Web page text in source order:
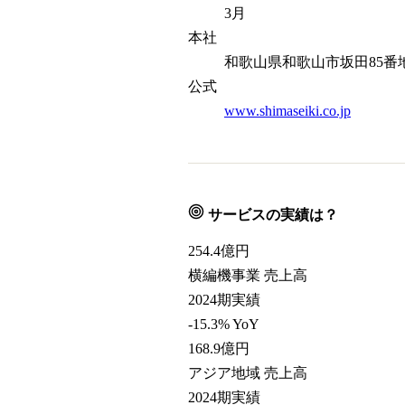
3月
本社
和歌山県和歌山市坂田85番
公式
www.shimaseiki.co.jp
サービスの実績は？
254.4億円
横編機事業 売上高
2024期実績
-15.3% YoY
168.9億円
アジア地域 売上高
2024期実績